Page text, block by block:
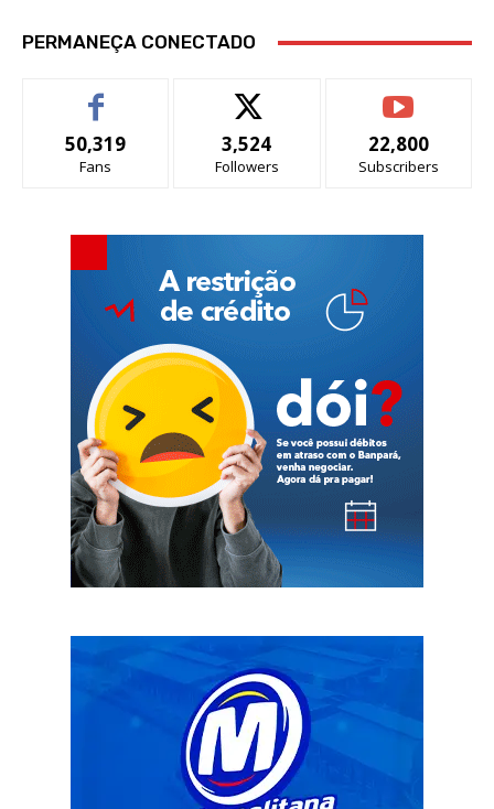
PERMANEÇA CONECTADO
50,319
Fans
3,524
Followers
22,800
Subscribers